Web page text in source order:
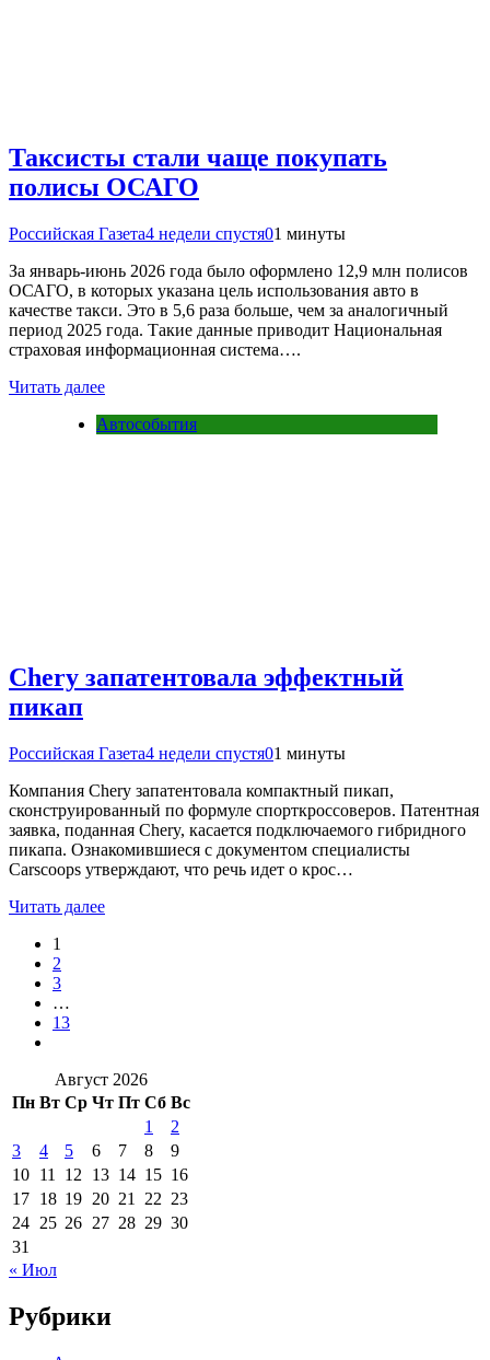
Таксисты стали чаще покупать
полисы ОСАГО
Российская Газета4 недели спустя01 минуты
За январь-июнь 2026 года было оформлено 12,9 млн полисов
ОСАГО, в которых указана цель использования авто в
качестве такси. Это в 5,6 раза больше, чем за аналогичный
период 2025 года. Такие данные приводит Национальная
страховая информационная система….
Читать далее
Автособытия
Chery запатентовала эффектный
пикап
Российская Газета4 недели спустя01 минуты
Компания Chery запатентовала компактный пикап,
сконструированный по формуле спорткроссоверов. Патентная
заявка, поданная Chery, касается подключаемого гибридного
пикапа. Ознакомившиеся с документом специалисты
Carscoops утверждают, что речь идет о крос…
Читать далее
1
2
3
…
13
Август 2026
Пн Вт Ср Чт Пт Сб Вс
1
2
3
4 5 6 7 8
9
10 11 12 13 14 15 16
17 18 19 20 21 22 23
24 25 26 27 28 29 30
31
« Июл
Рубрики